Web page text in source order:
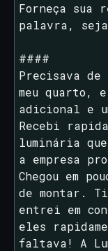
Forneça sua
palavra,
####
Precisava de
meu quarto,
adicional e
Recebi
luminária
a empresa
Chegou em
de montar.
entrei em
eles
faltava! A